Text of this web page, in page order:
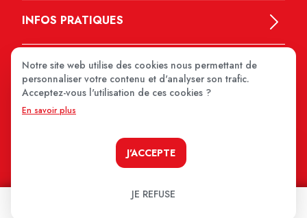
INFOS PRATIQUES
Notre site web utilise des cookies nous permettant de
personnaliser votre contenu et d'analyser son trafic.
Acceptez-vous l'utilisation de ces cookies ?
En savoir plus
J'ACCEPTE
JE REFUSE